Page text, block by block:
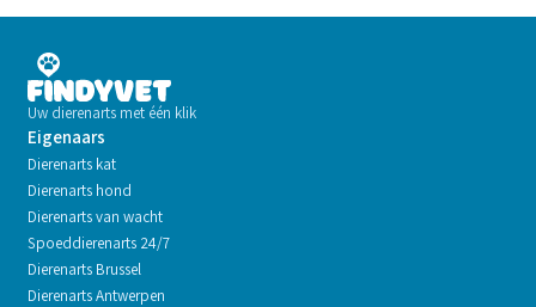
Uw dierenarts met één klik
Eigenaars
Dierenarts kat
Dierenarts hond
Dierenarts van wacht
Spoeddierenarts 24/7
Dierenarts Brussel
Dierenarts Antwerpen